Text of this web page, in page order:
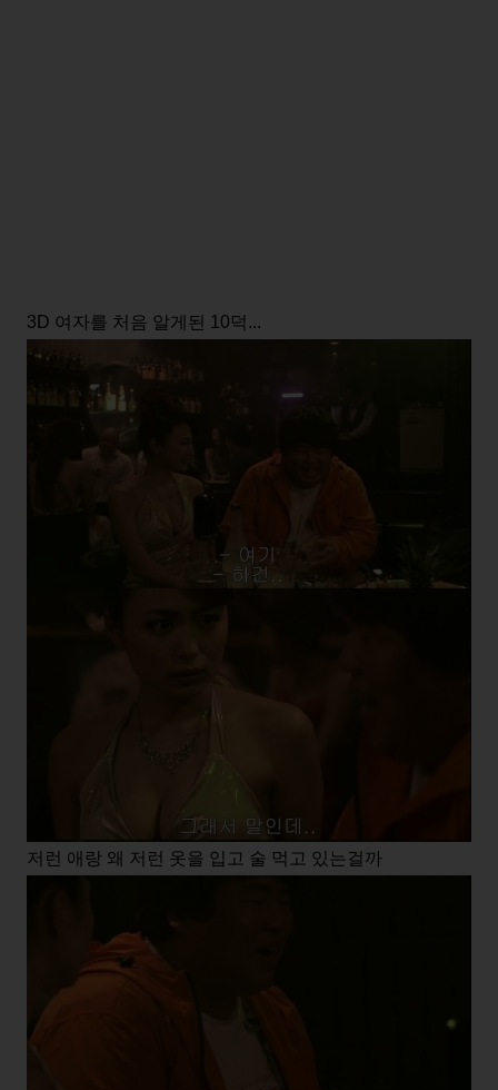
3D 여자를 처음 알게된 10덕...
저런 애랑 왜 저런 옷을 입고 술 먹고 있는걸까